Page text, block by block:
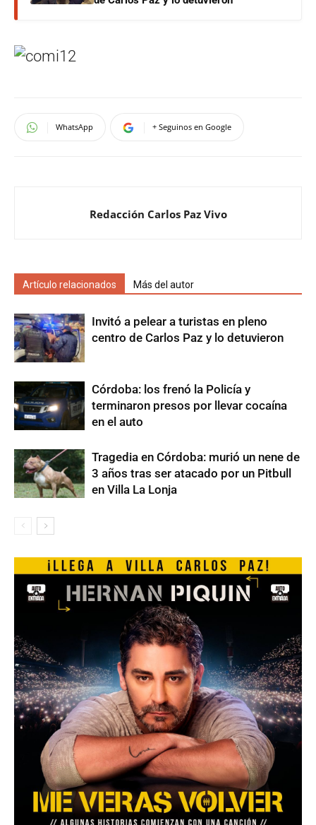
WhatsApp + Seguinos en Google
Redacción Carlos Paz Vivo
Artículo relacionados Más del autor
Invitó a pelear a turistas en pleno
centro de Carlos Paz y lo detuvieron
Córdoba: los frenó la Policía y
terminaron presos por llevar cocaína
en el auto
Tragedia en Córdoba: murió un nene de
3 años tras ser atacado por un Pitbull
en Villa La Lonja